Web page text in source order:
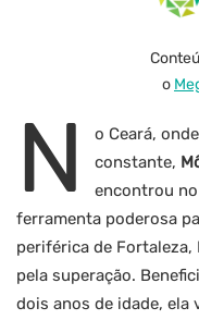
o
N
o Ceará,
constante,
encontrou
ferramenta poderosa
periférica de
pela superação.
dois anos de idade, ela